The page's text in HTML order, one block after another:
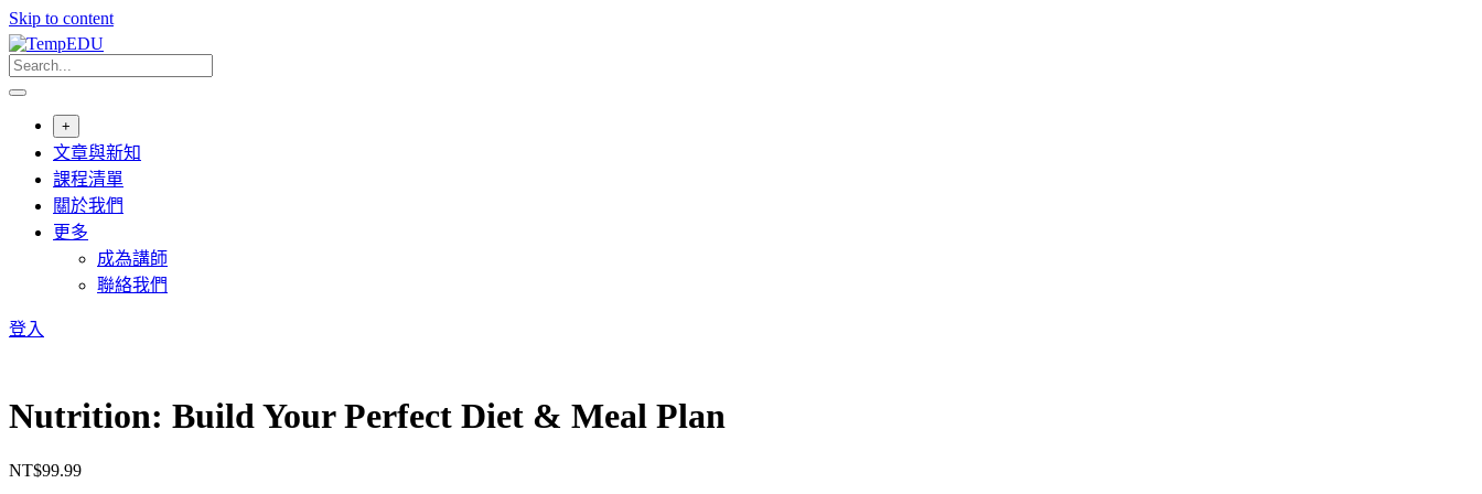
Skip to content
+
文章與新知
課程清單
關於我們
更多
成為講師
聯絡我們
登入
Nutrition: Build Your Perfect Diet & Meal Plan
NT$99.99